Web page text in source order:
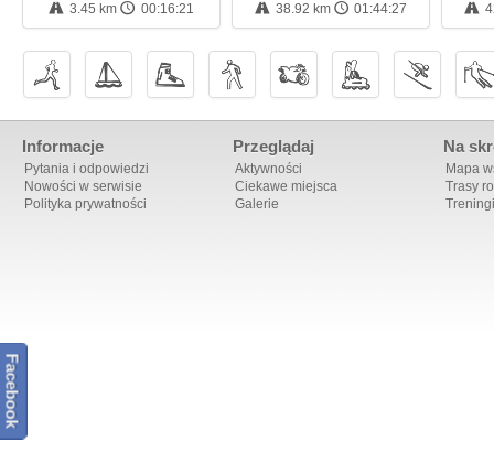
17:12 - trasa rowerowa
3.45 km 00:16:21
21:04 - trasa rowerowa
38.92 km 01:44:27
Informacje
Pytania i odpowiedzi
Nowości w serwisie
Polityka prywatności
Przeglądaj
Aktywności
Ciekawe miejsca
Galerie
Na
Mapa
Trasy
Facebook